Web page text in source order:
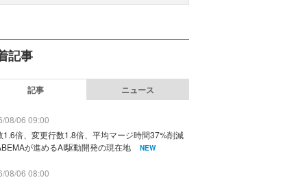
記事
記事 ニュース
08/06 09:00
1.6倍、変更行数1.8倍、平均マージ時間37%削減
が進めるAI駆動開発の現在地
NEW
08/06 08:00